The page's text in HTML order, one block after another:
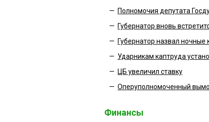
— Полномочия депутата
— Губернатор вновь
— Губернатор назвал ночные
— Ударникам каптруда
— ЦБ увеличил ставку
— Оперуполномоченный
Финансы